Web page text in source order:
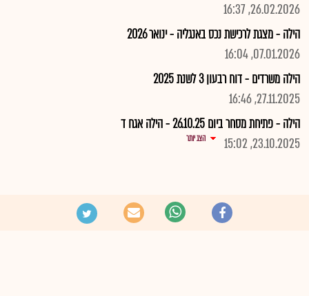
26.02.2026, 16:37
הילה - מצגת לרכישת נכס באנגליה - ינואר 2026
07.01.2026, 16:04
הילה משרדים - דוח רבעון 3 לשנת 2025
27.11.2025, 16:46
הילה - פתיחת מסחר ביום 26.10.25 - הילה אגח ד
23.10.2025, 15:02
הצג יותר